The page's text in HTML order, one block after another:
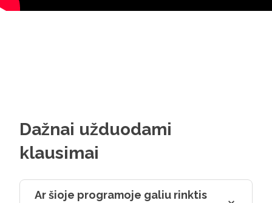
Dažnai užduodami
klausimai
Ar šioje programoje galiu rinktis